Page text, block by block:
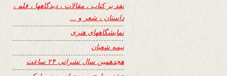
نفد بر کتاب ، مقالات ، دیدگاهها ، فلم ،
داستان ، شعر و …
نمایشگاههای هنری
نیمه شعبان
هجدهمین سال نشراتی ۲۴ ساعت